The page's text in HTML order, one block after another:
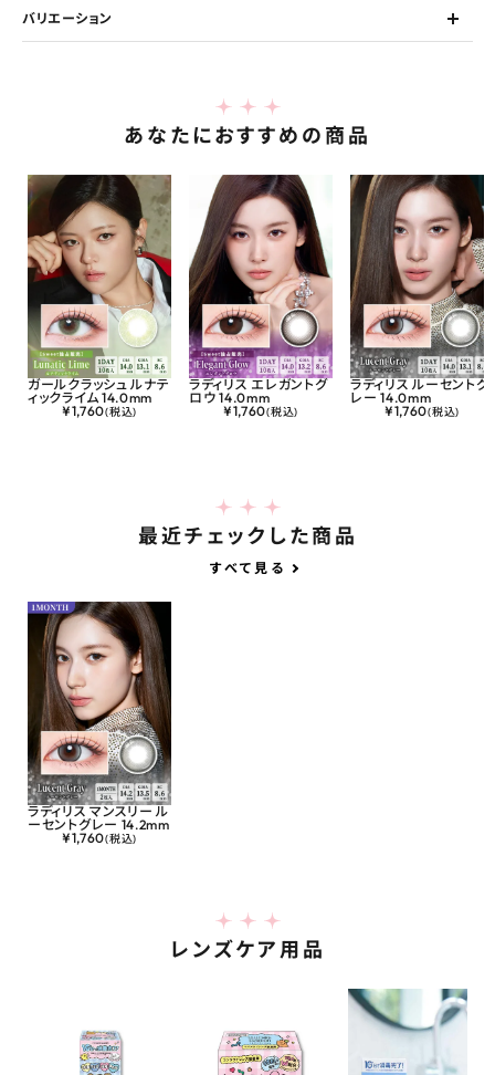
バリエーション
あなたにおすすめの商品
ガールクラッシュ ルナテ
ィックライム 14.0mm
¥1,760(税込)
ラディリス エレガントグ
ロウ 14.0mm
¥1,760(税込)
ラディリス ルーセントグ
レー 14.0mm
¥1,760(税込)
最近チェックした商品
すべて見る
ラディリス マンスリー ル
ーセントグレー 14.2mm
¥1,760(税込)
レンズケア用品